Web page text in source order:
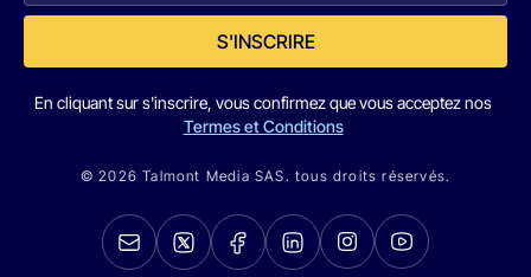
S'INSCRIRE
En cliquant sur s'inscrire, vous confirmez que vous acceptez nos
Termes et Conditions
© 2026 Talmont Media SAS. tous droits réservés.